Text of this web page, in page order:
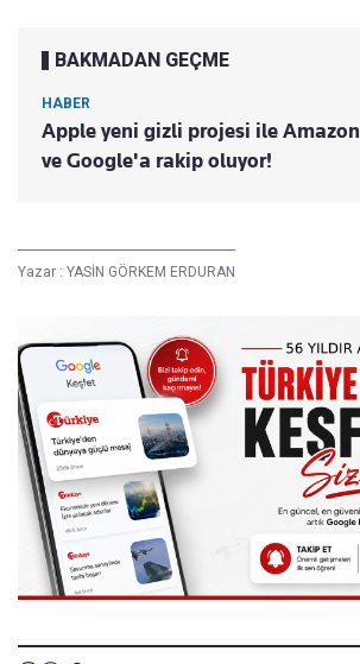
BAKMADAN GEÇME
HABER
Apple yeni gizli projesi ile Amazon
ve Google'a rakip oluyor!
Yazar : YASİN GÖRKEM ERDURAN